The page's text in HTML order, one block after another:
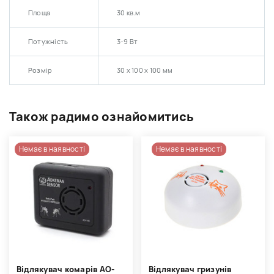
Площа 30 кв.м
Потужність 3-9 Вт
Розмір 30 x 100 x 100 мм
Також радимо ознайомитись
Немає в наявності
Відлякувач комарів AO-
Немає в наявності
Відлякувач гризунів